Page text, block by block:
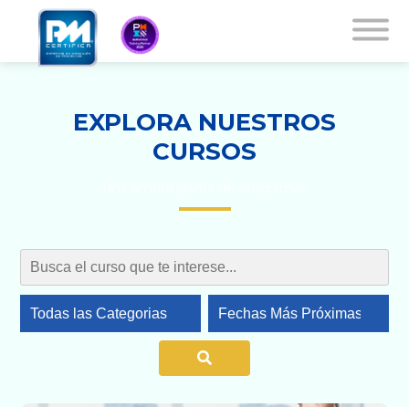
EXPLORA NUESTROS
CURSOS